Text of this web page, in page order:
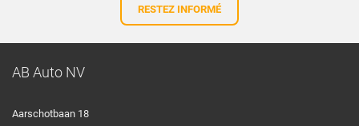
RESTEZ INFORMÉ
AB Auto NV
Aarschotbaan 18